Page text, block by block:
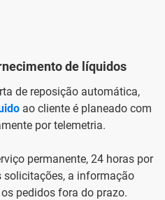
de líquidos
de reposição automática,
ao cliente é planeado com
por telemetria.
permanente, 24 horas por
solicitações, a informação
pedidos fora do prazo.